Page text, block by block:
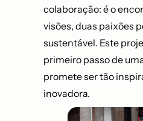
colaboração: é o
visões, duas paixões
sustentável. Este
primeiro passo de
promete ser tão
inovadora.